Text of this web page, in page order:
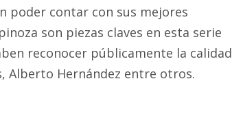
poder contar con sus mejores
son piezas claves en esta serie
reconocer públicamente la calidad
Alberto Hernández entre otros.